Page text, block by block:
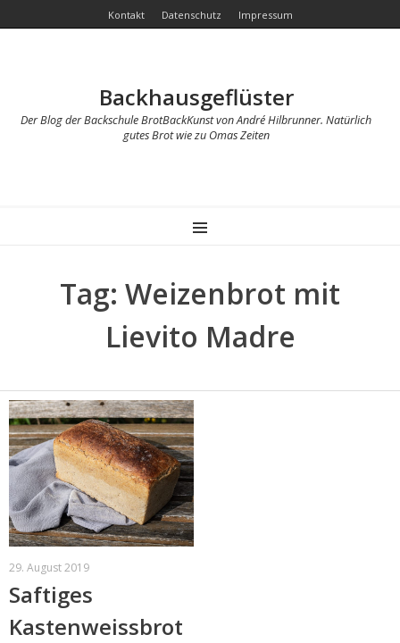
Kontakt Datenschutz Impressum
Backhausgeflüster
Der Blog der Backschule BrotBackKunst von André Hilbrunner. Natürlich
gutes Brot wie zu Omas Zeiten
MENU
Tag: Weizenbrot mit
Lievito Madre
29. August 2019
Saftiges
Kastenweissbrot